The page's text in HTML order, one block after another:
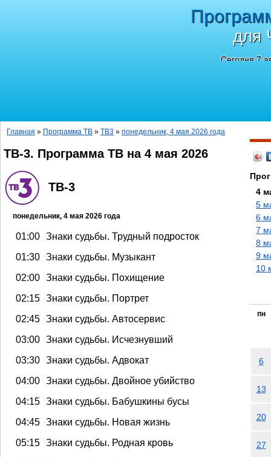
для
Сегодня 7
Главная » Программа ТВ » ТВ3 » понедельник, 4 мая 2026 года
ТВ-3. Программа ТВ на 4 мая 2026
ТВ-3
понедельник, 4 мая 2026 года
01:00 Знаки судьбы. Трудный подросток
01:30 Знаки судьбы. Музыкант
02:00 Знаки судьбы. Похищение
02:15 Знаки судьбы. Портрет
02:45 Знаки судьбы. Автосервис
03:00 Знаки судьбы. Исчезнувший
03:30 Знаки судьбы. Адвокат
04:00 Знаки судьбы. Двойное убийство
04:15 Знаки судьбы. Бабушкины бусы
04:45 Знаки судьбы. Новая жизнь
05:15 Знаки судьбы. Родная кровь
4
5
6
7
8
9
10
пн
6
13
20
27